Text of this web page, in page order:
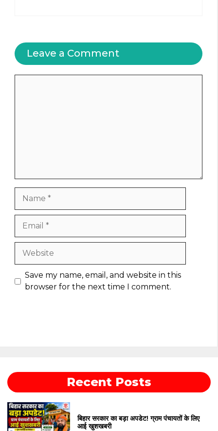
Leave a Comment
Website
Save my name, email, and website in this
browser for the next time I comment.
Recent Posts
बिहार सरकार का बड़ा अपडेट! ग्राम पंचायतों के लिए
आई खुशखबरी